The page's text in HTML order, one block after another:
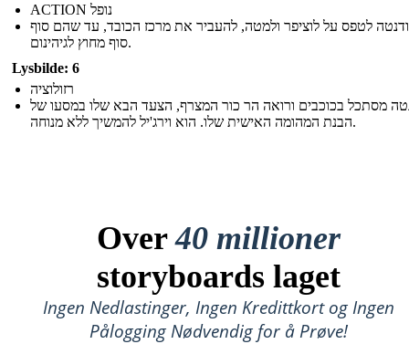
ACTION נופל
ודנטה לטפס על לוציפר ולמטה, להעביר את מרכז הכובד, עד שהם סוף
סוף מחוץ לגיהינום.
Lysbilde: 6
רזולוציה
מסתכל בכוכבים ורואה הר כור המצרף, הצעד הבא שלו במסעו של
הבנת המהומה האישית שלו. הוא וירג'יל להמשיך ללא מנוחה.
Over40 millioner
storyboards laget
Ingen Nedlastinger, Ingen Kredittkort og Ingen
Pålogging Nødvendig for å Prøve!